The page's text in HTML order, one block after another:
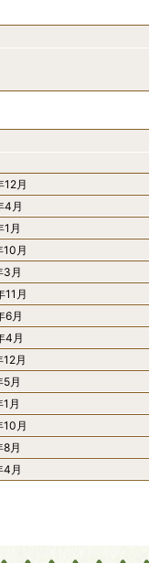
12月
4月
1月
10月
3月
11月
6月
4月
月
5月
月
10月
8月
4月